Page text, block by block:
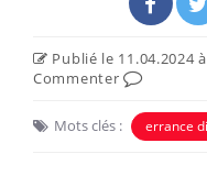
Publié le 11.04.2024
Commenter
Mots clés : errance